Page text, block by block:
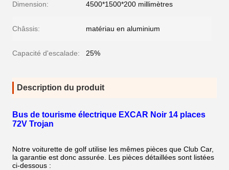
Dimension: 4500*1500*200 millimètres
Châssis: matériau en aluminium
Capacité d'escalade: 25%
Description du produit
Bus de tourisme électrique EXCAR Noir 14 places
72V Trojan
Notre voiturette de golf utilise les mêmes pièces que Club Car,
la garantie est donc assurée. Les pièces détaillées sont listées
ci-dessous :